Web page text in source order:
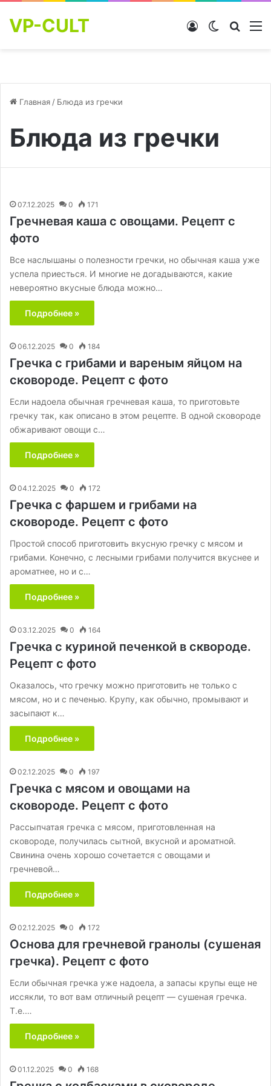
VP-CULT Switch skin
Войти
Главная / Блюда из гречки
Блюда из гречки
07.12.2025 0 171
Гречневая каша с овощами. Рецепт с
фото
Все наслышаны о полезности гречки, но обычная каша уже
успела приесться. И многие не догадываются, какие
невероятно вкусные блюда можно…
Подробнее »
06.12.2025 0 184
Гречка с грибами и вареным яйцом на
сковороде. Рецепт с фото
Если надоела обычная гречневая каша, то приготовьте
гречку так, как описано в этом рецепте. В одной сковороде
обжаривают овощи с…
Подробнее »
04.12.2025 0 172
Гречка с фаршем и грибами на
сковороде. Рецепт с фото
Простой способ приготовить вкусную гречку с мясом и
грибами. Конечно, с лесными грибами получится вкуснее и
ароматнее, но и с…
Подробнее »
03.12.2025 0 164
Гречка с куриной печенкой в сквороде.
Рецепт с фото
Оказалось, что гречку можно приготовить не только с
мясом, но и с печенью. Крупу, как обычно, промывают и
засыпают к…
Подробнее »
02.12.2025 0 197
Гречка с мясом и овощами на
сковороде. Рецепт с фото
Рассыпчатая гречка с мясом, приготовленная на
сковороде, получилась сытной, вкусной и ароматной.
Свинина очень хорошо сочетается с овощами и
гречневой…
Подробнее »
02.12.2025 0 172
Основа для гречневой гранолы (сушеная
гречка). Рецепт с фото
Если обычная гречка уже надоела, а запасы крупы еще не
иссякли, то вот вам отличный рецепт — сушеная гречка.
Т.е.…
Подробнее »
01.12.2025 0 168